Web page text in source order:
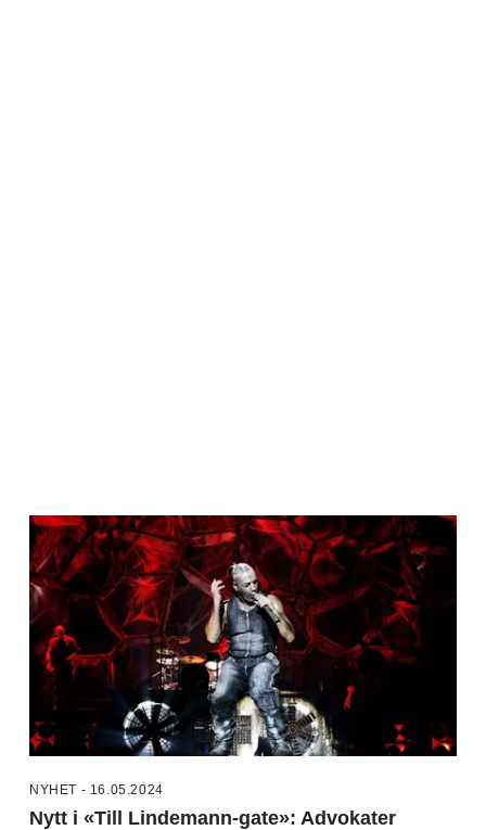
NYHET - 16.05.2024
Nytt i «Till Lindemann-gate»: Advokater